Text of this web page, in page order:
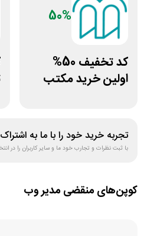
50%
کد تخفیف 50%
اولین خرید مکتب
تجربه خرید خود را با ما به
با ثبت نظرات و تجارب خود ما و سایر کاربران را در
کوپن‌های منقضی مدیر وب